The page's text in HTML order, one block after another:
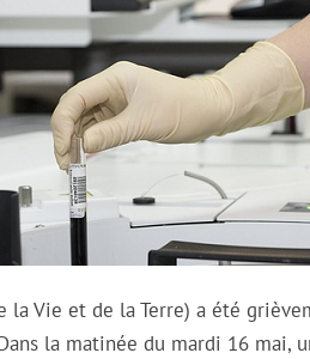
la Vie et de la Terre) a été
la matinée du mardi 16 mai,